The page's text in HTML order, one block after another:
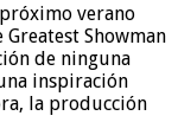
verano
Greatest Showman
de ninguna
inspiración
la producción